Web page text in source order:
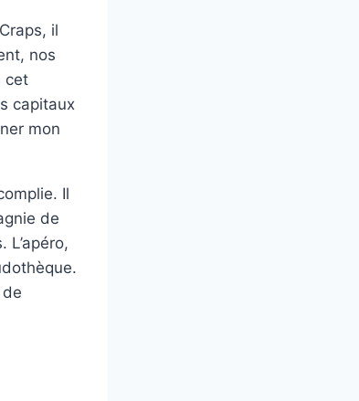
il
nos
cet
capitaux
mon
Il
de
L’apéro,